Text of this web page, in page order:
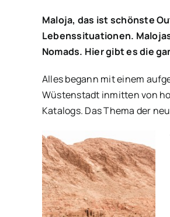
Maloja, das ist schönste
Lebenssituationen.
Nomads. Hier gibt es die
Alles begann mit einem
Wüstenstadt inmitten von
Katalogs. Das Thema der